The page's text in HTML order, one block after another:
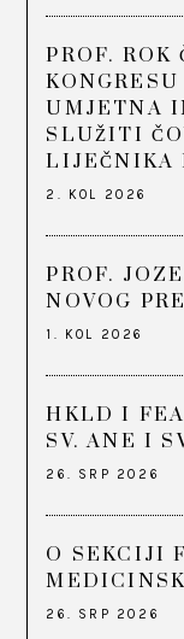
PROF. ROK
UMJETNA
SLUŽITI
LIJEČNIKA
2. KOL 2026
PROF.
NOVOG
1. KOL 2026
HKLD I
SV. ANE I
26. SRP 2026
O SEKCIJI
26. SRP 2026